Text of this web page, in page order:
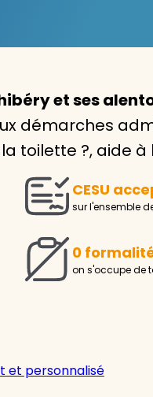
Avec
Pour
ou
et ses
démarches
toilette ?, aide à
CESU
sur l'ensemble
0
on s'occupe de
et personnalisé